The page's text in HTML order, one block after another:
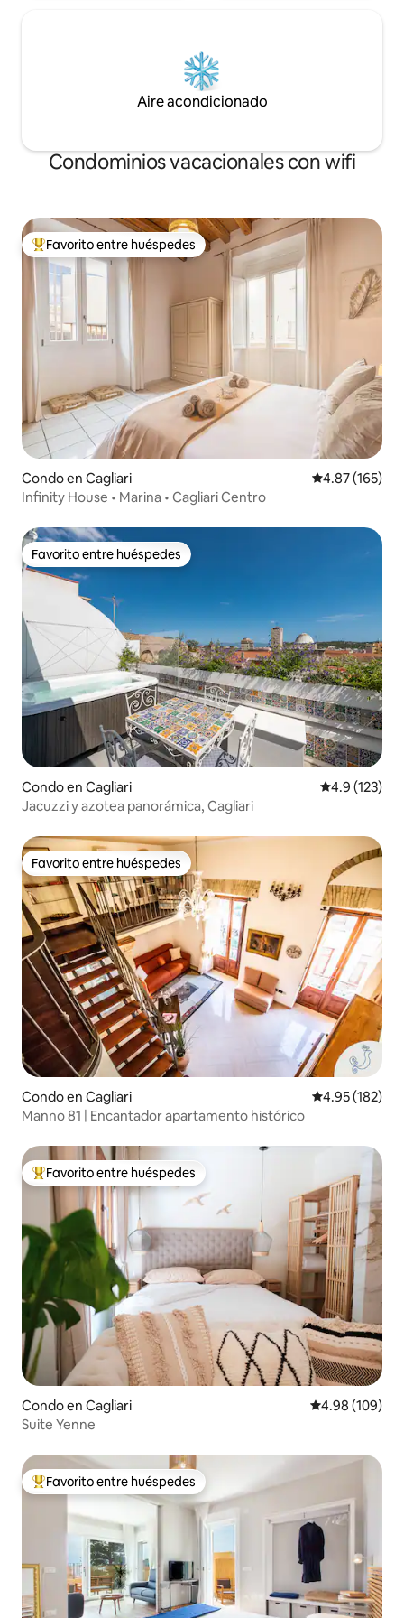
Aire acondicionado
Condominios vacacionales con wifi
Favorito entre huéspedes preferido
Favorito entre huéspedes
Condo en Cagliari Calificación
4.87 (165)
Infinity House • Marina • Cagliari Centro
Favorito entre huéspedes
Favorito entre huéspedes
Condo en Cagliari Calificación
4.9 (123)
Jacuzzi y azotea panorámica, Cagliari
Favorito entre huéspedes
Favorito entre huéspedes
Condo en Cagliari Calificación
4.95 (182)
Manno 81 | Encantador apartamento histórico
Favorito entre huéspedes preferido
Favorito entre huéspedes
Condo en Cagliari Calificación
4.98 (109)
Suite Yenne
Favorito entre huéspedes preferido
Favorito entre huéspedes